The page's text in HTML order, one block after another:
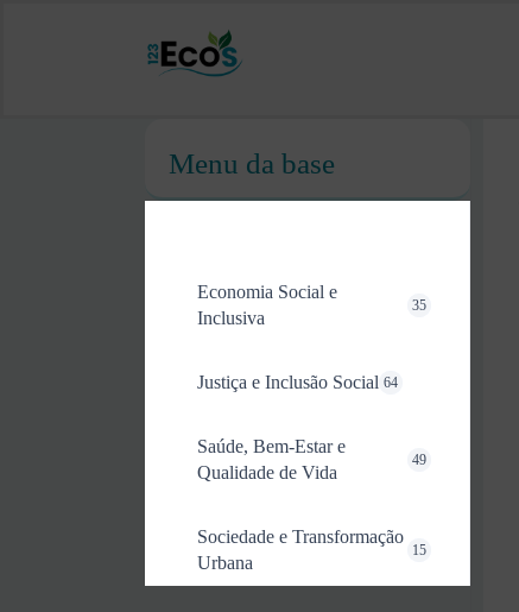
Menu da base
Economia Social e
Inclusiva
35
Justiça e Inclusão Social 64
Saúde, Bem-Estar e
Qualidade de Vida
49
Sociedade e Transformação
Urbana
15